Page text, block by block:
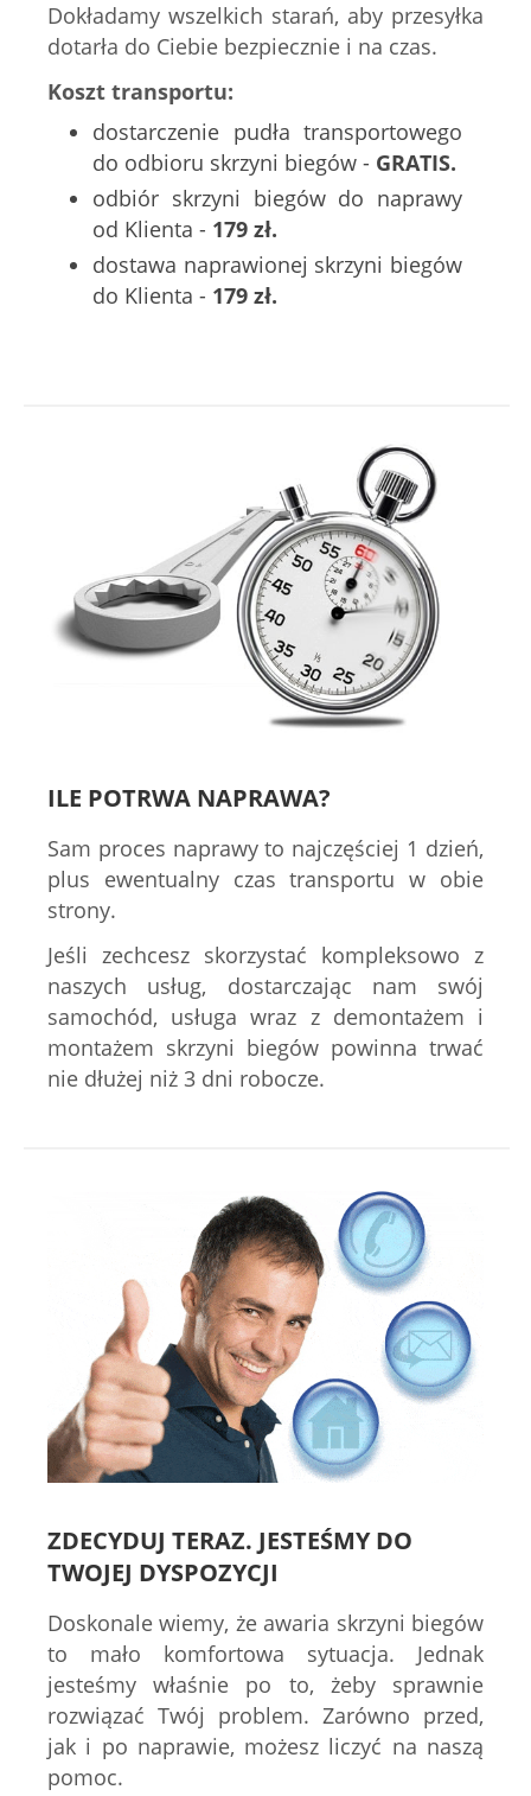
Dokładamy wszelkich starań, aby przesyłka
dotarła do Ciebie bezpiecznie i na czas.
Koszt transportu:
dostarczenie pudła transportowego
do odbioru skrzyni biegów - GRATIS.
odbiór skrzyni biegów do naprawy
od Klienta - 179 zł.
dostawa naprawionej skrzyni biegów
do Klienta - 179 zł.
ILE POTRWA NAPRAWA?
Sam proces naprawy to najczęściej 1 dzień,
plus ewentualny czas transportu w obie
strony.
Jeśli zechcesz skorzystać kompleksowo z
naszych usług, dostarczając nam swój
samochód, usługa wraz z demontażem i
montażem skrzyni biegów powinna trwać
nie dłużej niż 3 dni robocze.
ZDECYDUJ TERAZ. JESTEŚMY DO
TWOJEJ DYSPOZYCJI
Doskonale wiemy, że awaria skrzyni biegów
to mało komfortowa sytuacja. Jednak
jesteśmy właśnie po to, żeby sprawnie
rozwiązać Twój problem. Zarówno przed,
jak i po naprawie, możesz liczyć na naszą
pomoc.